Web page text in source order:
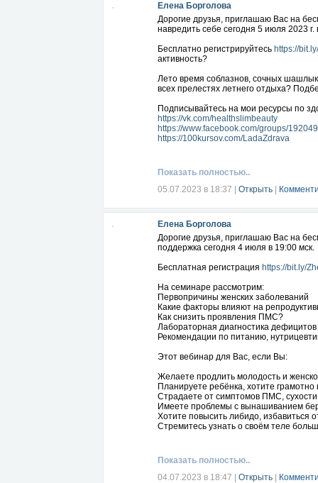
- 4 основных вторичных выгоды
Hепринятие себя
- Как созависимые отношения мешают
- Практика на принятие своих
Работа с целями
- Особенности адаптирования
- Истинные желания VS навязанные
- Вопрос комфорта нового образа
- Почему важна гибкость при
- Какие психологические причины
- Как понять, не приняло ли ваше
- Какие новые источники
Подписывайтесь на мои ресурсы по
https://vk.com/healthslimbeauty
https://100kursov.com/LadaZdrava
Елена Борголова
Дорогие друзья, приглашаю Вас на
навредить себе сегодня 5 июля 2023 г.
Бесплатно регистрируйтесь https://
активность?
Лето время соблазнов, сочных
всех прелестях летнего отдыха?
Подписывайтесь на мои ресурсы по
https://vk.com/healthslimbeauty
https://www.facebook.com/groups/
https://100kursov.com/LadaZdrava
Показать полностью..
05.07.2023 в 18:37
Открыть
Елена Борголова
Дорогие друзья, приглашаю Вас на
поддержка сегодня 4 июля в 19:00 мск.
Бесплатная регистрация https://bit.ly/
На семинаре рассмотрим:
Первопричины женских заболеваний
Какие факторы влияют на
Как снизить проявления ПМС?
Лабораторная диагностика
Рекомендации по питанию,
Этот вебинар для Вас, если Вы:
Желаете продлить молодость и
Планируете ребёнка, хотите грамотно
Страдаете от симптомов ПМС,
Имеете проблемы с вынашиванием
Хотите повысить либидо, избавиться
Стремитесь узнать о своём теле
В прямом эфире разберём 11 важных
Показать полностью..
04.07.2023 в 18:47
Открыть